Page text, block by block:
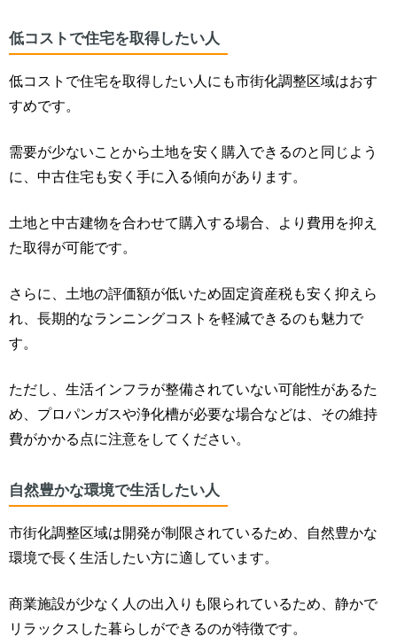
低コストで住宅を取得したい人
低コストで住宅を取得したい人にも市街化調整区域はおす
すめです。
需要が少ないことから土地を安く購入できるのと同じよう
に、中古住宅も安く手に入る傾向があります。
土地と中古建物を合わせて購入する場合、より費用を抑え
た取得が可能です。
さらに、土地の評価額が低いため固定資産税も安く抑えら
れ、長期的なランニングコストを軽減できるのも魅力で
す。
ただし、生活インフラが整備されていない可能性があるた
め、プロパンガスや浄化槽が必要な場合などは、その維持
費がかかる点に注意をしてください。
自然豊かな環境で生活したい人
市街化調整区域は開発が制限されているため、
自然豊かな
環境で長く生活したい方に適しています。
商業施設が少なく人の出入りも限られているため、静かで
リラックスした暮らしができるのが特徴です。